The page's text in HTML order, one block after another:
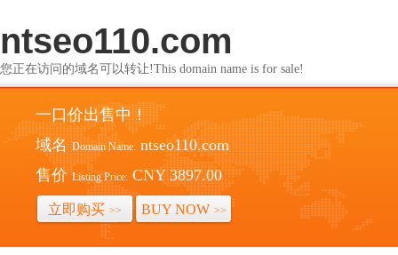
ntseo110.com
您正在访问的域名可以转让!This domain name is for sale!
一口价出售中！
域名 Domain Name: ntseo110.com
售价 Listing Price: CNY 3897.00
立即购买 >> BUY NOW >>